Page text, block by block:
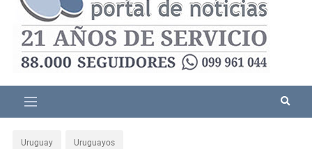
Uruguay Uruguayos